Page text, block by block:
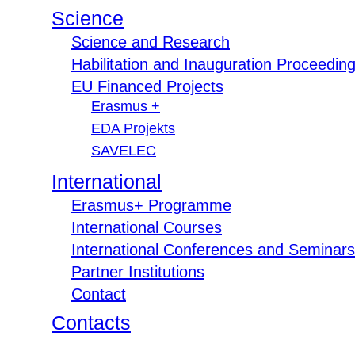
Science
Science and Research
Habilitation and Inauguration
EU Financed Projects
Erasmus +
EDA Projekts
SAVELEC
International
Erasmus+ Programme
International Courses
International Conferences and Seminars
Partner Institutions
Contact
Contacts